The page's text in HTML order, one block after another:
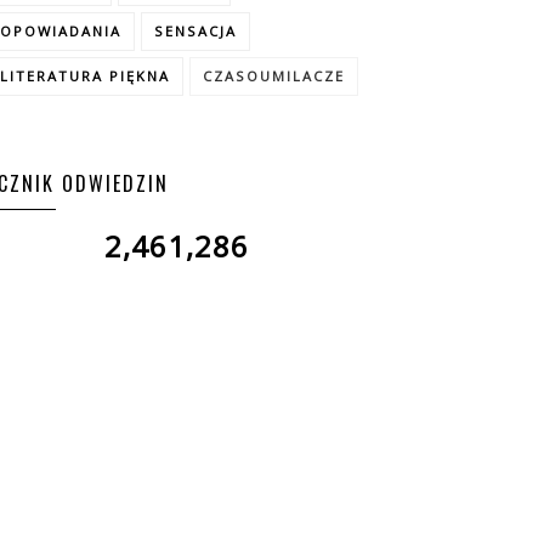
OPOWIADANIA SENSACJA
LITERATURA PIĘKNA CZASOUMILACZE
ODWIEDZIN
2,461,286